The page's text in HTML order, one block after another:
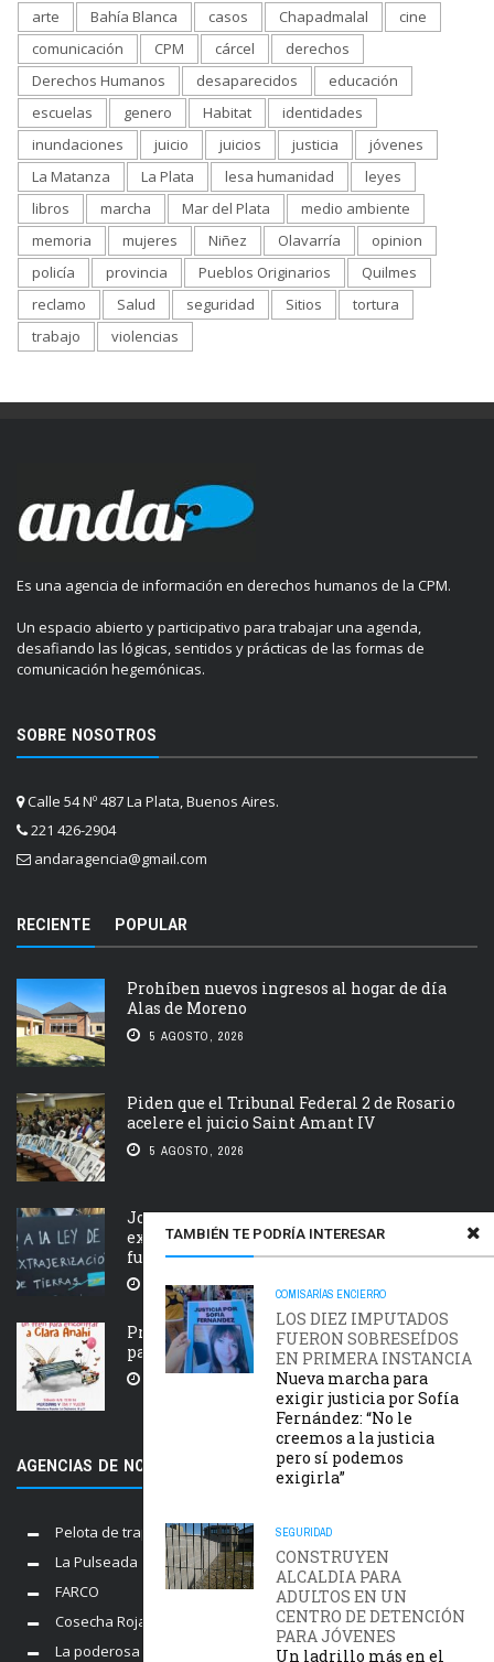
TAMBIÉN TE PODRÍA INTERESAR
COMISARÍAS ENCIERRO
LOS DIEZ IMPUTADOS
FUERON SOBRESEÍDOS
EN PRIMERA INSTANCIA
Nueva marcha para
exigir justicia por Sofía
Fernández: “No le
creemos a la justicia
pero sí podemos
exigirla”
SEGURIDAD
CONSTRUYEN
ALCALDIA PARA
ADULTOS EN UN
CENTRO DE DETENCIÓN
PARA JÓVENES
Un ladrillo más en el
arte Bahía Blanca casos Chapadmalal
cine
comunicación
CPM cárcel
derechos
Derechos Humanos
desaparecidos
educación
escuelas
genero Habitat
identidades
inundaciones
juicio juicios justicia
jóvenes
La Matanza
La Plata lesa humanidad
leyes
libros
marcha Mar del Plata
medio ambiente
memoria
mujeres Niñez Olavarría
opinion
policía
provincia Pueblos Originarios
Quilmes
reclamo
Salud seguridad Sitios
tortura
trabajo
violencias
Es una agencia de información en derechos humanos de la CPM.
Un espacio abierto y participativo para trabajar una agenda,
desafiando las lógicas, sentidos y prácticas de las formas de
comunicación hegemónicas.
SOBRE NOSOTROS
Calle 54 Nº 487 La Plata, Buenos Aires.
221 426-2904
andaragencia@gmail.com
RECIENTE POPULAR
Prohíben nuevos ingresos al hogar de día
Alas de Moreno
5 AGOSTO, 2026
Piden que el Tribunal Federal 2 de Rosario
acelere el juicio Saint Amant IV
5 AGOSTO, 2026
Jornada nacional en rechazo a la
extranjerización de tierras, manejo del
fuego y desalojos
5 AGOSTO, 2026
Próxima estación: un tren de ida y vuelta
para Clara Anahí
AGENCIAS DE NOTICIAS AMIGAS
Pelota de trapo
La Pulseada
FARCO
Cosecha Roja
La poderosa